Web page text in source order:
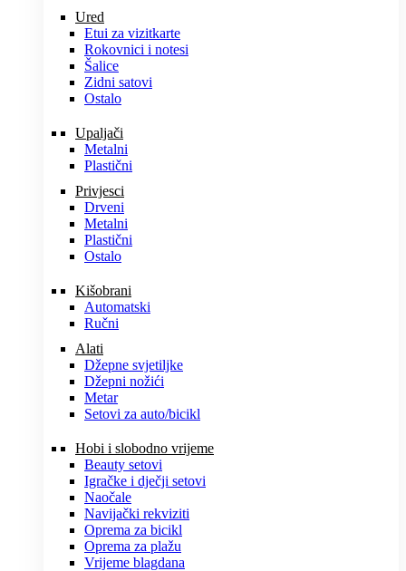
Ured
Etui za vizitkarte
Rokovnici i notesi
Šalice
Zidni satovi
Ostalo
Upaljači
Metalni
Plastični
Privjesci
Drveni
Metalni
Plastični
Ostalo
Kišobrani
Automatski
Ručni
Alati
Džepne svjetiljke
Džepni nožići
Metar
Setovi za auto/bicikl
Hobi i slobodno vrijeme
Beauty setovi
Igračke i dječji setovi
Naočale
Navijački rekviziti
Oprema za bicikl
Oprema za plažu
Vrijeme blagdana